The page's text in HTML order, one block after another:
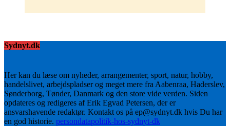
Sydnyt.dk
Her kan du læse om nyheder, arrangementer, sport, natur, hobby,
handelslivet, arbejdspladser og meget mere fra Aabenraa, Haderslev,
Sønderborg, Tønder, Danmark og den store vide verden. Siden
opdateres og redigeres af Erik Egvad Petersen, der er
ansvarshavende redaktør. Kontakt os på ep@sydnyt.dk hvis Du har
en god historie. persondatapolitik-hos-sydnyt-dk